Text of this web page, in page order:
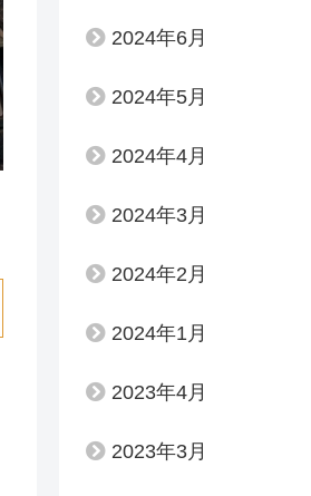
2024年6月
2024年5月
2024年4月
2024年3月
2024年2月
2024年1月
2023年4月
2023年3月